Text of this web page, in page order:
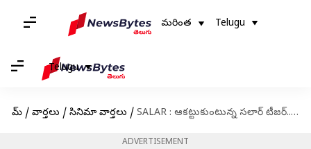
మరింత Telugu
Telugu
హోమ్ / వార్తలు / సినిమా వార్తలు / SALAR : ఆకట్టుకుంటున్న సలార్ టీజర్.. ట్రైలర్ విడుదల డేట్ కూడా ఫిక్స్
ADVERTISEMENT